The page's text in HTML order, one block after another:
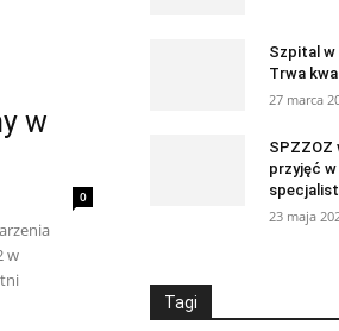
w
0
w
Szpital w
Trwa
27 marca
SPZZOZ
przyjęć
23 maja
Tagi